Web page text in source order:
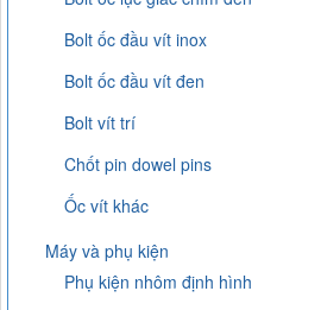
Bolt ốc đầu vít inox
Bolt ốc đầu vít đen
Bolt vít trí
Chốt pin dowel pins
Ốc vít khác
Máy và phụ kiện
Phụ kiện nhôm định hình